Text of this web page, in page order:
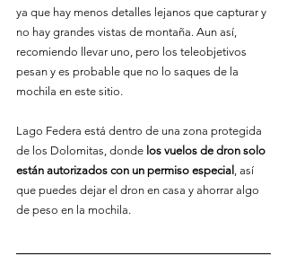
ya que hay menos detalles lejanos que capturar y
no hay grandes vistas de montaña. Aun así,
recomiendo llevar uno, pero los teleobjetivos
pesan y es probable que no lo saques de la
mochila en este sitio.
Lago Federa está dentro de una zona protegida
de los Dolomitas, donde los vuelos de dron solo
están autorizados con un permiso especial , así
que puedes dejar el dron en casa y ahorrar algo
de peso en la mochila.